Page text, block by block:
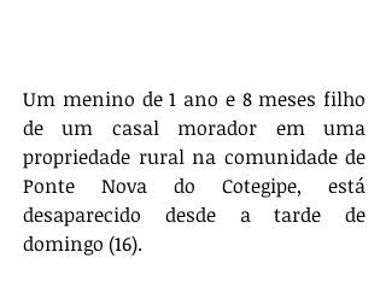
Um menino de 1 ano e 8 meses filho
de um casal morador em uma
propriedade rural na comunidade de
Ponte Nova do Cotegipe, está
desaparecido desde a tarde de
domingo (16).